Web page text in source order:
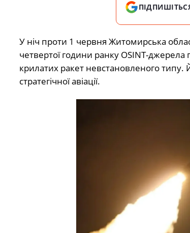
У ніч проти 1 червня Житомирська
четвертої години ранку OSINT-
крилатих ракет невстановленого типу.
стратегічної авіації.